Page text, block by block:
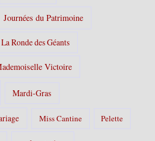
Journées du Patrimoine
La Ronde des Géants
Victoire
Mardi-Gras
Miss Cantine Pelette